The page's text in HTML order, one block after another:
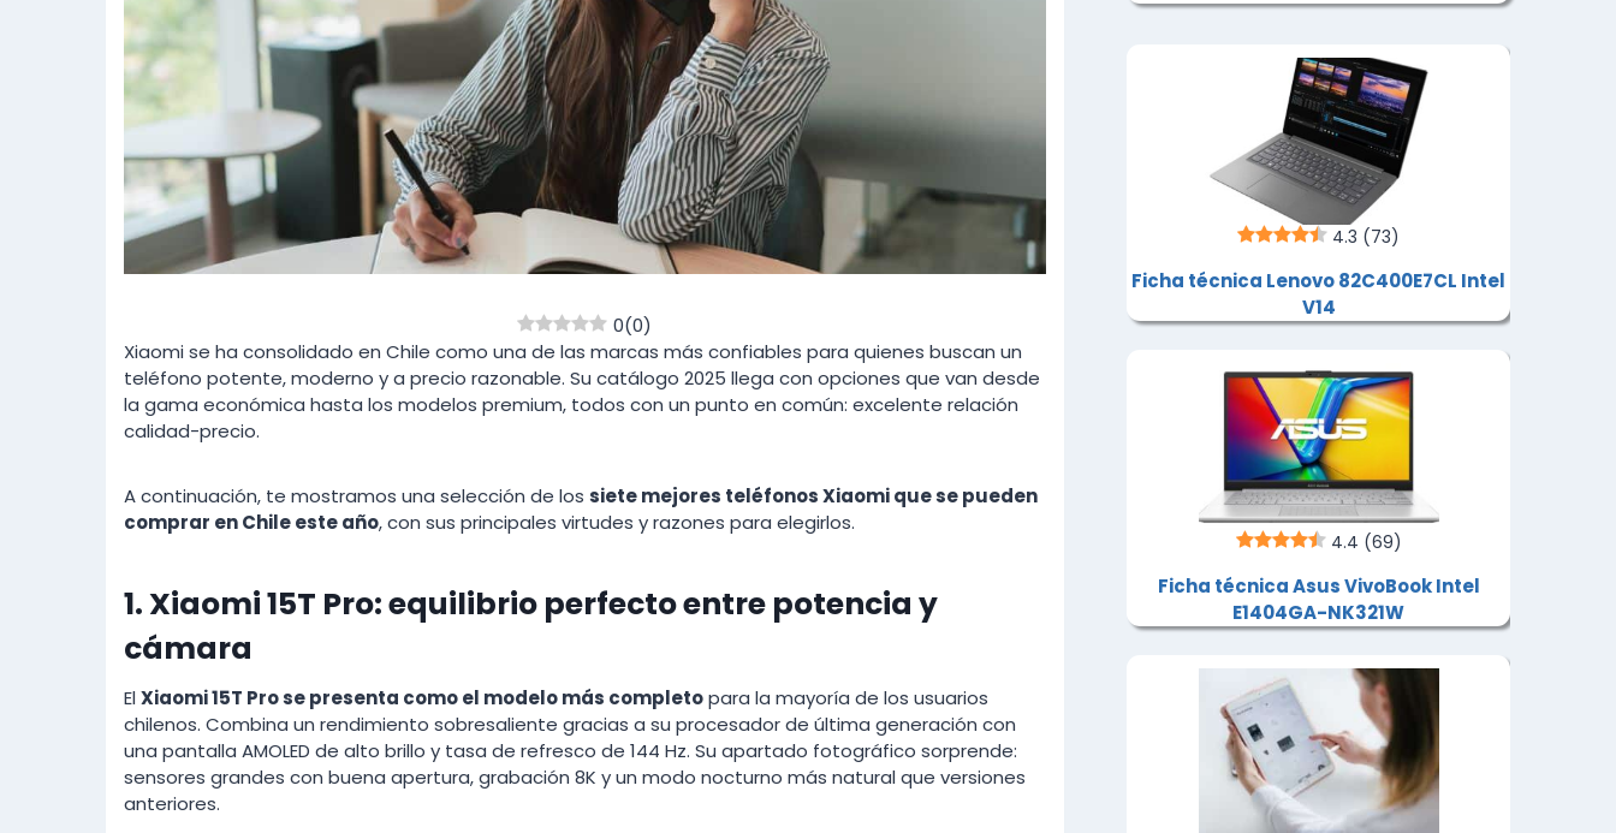
0(0)
Xiaomi se ha consolidado en Chile como una de las marcas más confiables para quienes buscan un
teléfono potente, moderno y a precio razonable. Su catálogo 2025 llega con opciones que van desde
la gama económica hasta los modelos premium, todos con un punto en común: excelente relación
calidad-precio.
A continuación, te mostramos una selección de los siete mejores teléfonos Xiaomi que se pueden
comprar en Chile este año, con sus principales virtudes y razones para elegirlos.
1. Xiaomi 15T Pro: equilibrio perfecto entre potencia y
cámara
El Xiaomi 15T Pro se presenta como el modelo más completopara la mayoría de los usuarios
chilenos. Combina un rendimiento sobresaliente gracias a su procesador de última generación con
una pantalla AMOLED de alto brillo y tasa de refresco de 144 Hz. Su apartado fotográfico sorprende:
sensores grandes con buena apertura, grabación 8K y un modo nocturno más natural que versiones
anteriores.
4.3 (73)
Ficha técnica Lenovo 82C400E7CL Intel
V14
4.4 (69)
Ficha técnica Asus VivoBook Intel
E1404GA-NK321W